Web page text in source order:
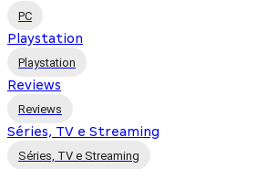
PC
Playstation
Playstation
Reviews
Reviews
Séries, TV e Streaming
Séries, TV e Streaming